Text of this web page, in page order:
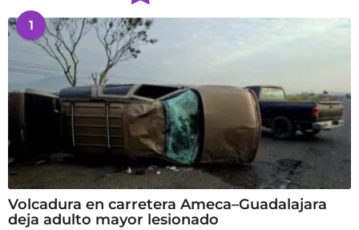
1
Volcadura en carretera Ameca–Guadalajara
deja adulto mayor lesionado